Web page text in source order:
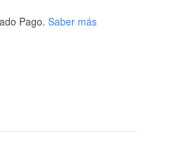
Pago. Saber más